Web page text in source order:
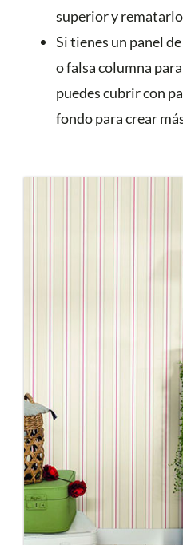
superior y
Si tienes un panel
o falsa columna
puedes cubrir con
fondo para crear